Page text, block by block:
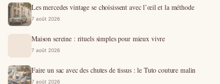
Les mercedes vintage se choisissent avec l’œil et la méthode
7 août 2026
Maison sereine : rituels simples pour mieux vivre
7 août 2026
Faire un sac avec des chutes de tissus : le Tuto couture malin
7 août 2026